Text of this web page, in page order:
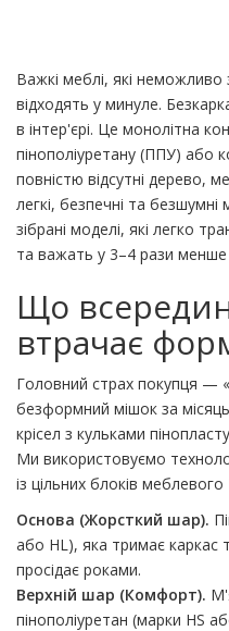
Контакти
Відгуки
Важкі меблі, які
відходять у минуле.
в інтер'єрі. Це монолітна
пінополіуретану (ППУ) або
повністю відсутні дерево,
легкі, безпечні та безшумні
зібрані моделі, які легко
та важать у 3–4 рази менше
Що
втрачає
Головний страх покупця —
безформний мішок за
крісел з кульками
Ми використовуємо
із цільних блоків
Основа (Жорсткий шар).
або HL), яка тримає каркас
просідає роками.
Верхній шар (Комфорт).
пінополіуретан (марки HS